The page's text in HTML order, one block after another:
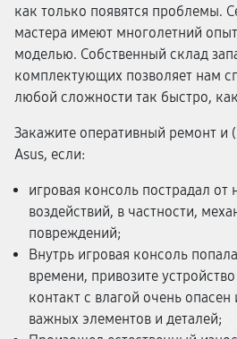
как только появятся проблемы.
мастера имеют многолетний
моделью. Собственный склад
комплектующих позволяет нам
любой сложности так быстро,
Закажите оперативный ремонт и (
Asus, если:
игровая консоль пострадал от
воздействий, в частности,
повреждений;
Внутрь игровая консоль
времени, привозите
контакт с влагой очень
важных элементов и деталей;